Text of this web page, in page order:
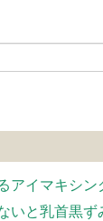
アイマキシン
いと乳首黒